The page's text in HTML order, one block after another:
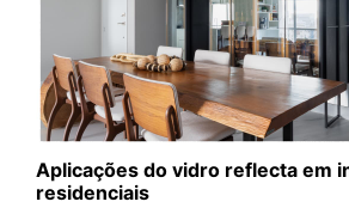
Aplicações do vidro reflecta em
residenciais